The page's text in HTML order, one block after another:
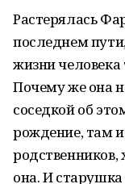
Растерялась
последнем
жизни человека
Почему же она
соседкой об
рождение, там и
родственников,
она. И